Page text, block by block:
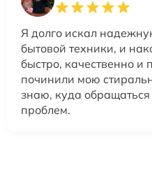
Я долго искал
бытовой техники, и
быстро, качественно и
починили мою
знаю, куда
проблем.